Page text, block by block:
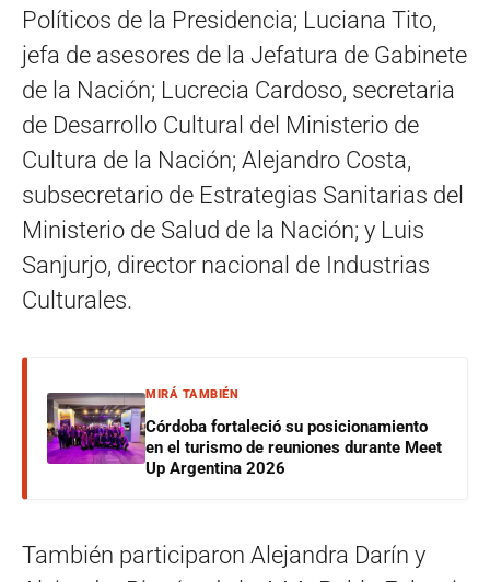
Políticos de la Presidencia; Luciana Tito,
jefa de asesores de la Jefatura de Gabinete
de la Nación; Lucrecia Cardoso, secretaria
de Desarrollo Cultural del Ministerio de
Cultura de la Nación; Alejandro Costa,
subsecretario de Estrategias Sanitarias del
Ministerio de Salud de la Nación; y Luis
Sanjurjo, director nacional de Industrias
Culturales.
MIRÁ TAMBIÉN
Córdoba fortaleció su posicionamiento
en el turismo de reuniones durante Meet
Up Argentina 2026
También participaron Alejandra Darín y